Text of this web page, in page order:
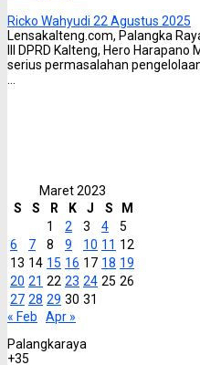
Ricko Wahyudi 22 Agustus 2025
Lensakalteng.com, Palangka
III DPRD Kalteng, Hero Harapano
serius permasalahan
Maret 2023
S
S R K J S
M
1
2 3 4
5
6
7 8 9 10 11 12
13 14 15 16 17 18 19
20 21 22 23 24 25 26
27 28 29 30 31
« Feb
Apr »
Palangkaraya
+35